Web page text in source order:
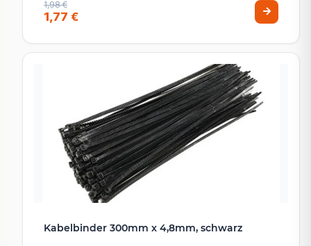
1,98 €
1,77 €
Kabelbinder 300mm x 4,8mm, schwarz